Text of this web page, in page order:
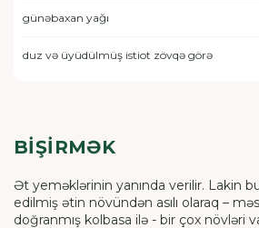
günəbaxan yağı
duz və üyüdülmüş istiot zövqə görə
BIŞIRMƏK
Ət yeməklərinin yanında verilir. Lakin
edilmiş ətin növündən asılı olaraq –
doğranmış kolbasa ilə - bir çox növləri